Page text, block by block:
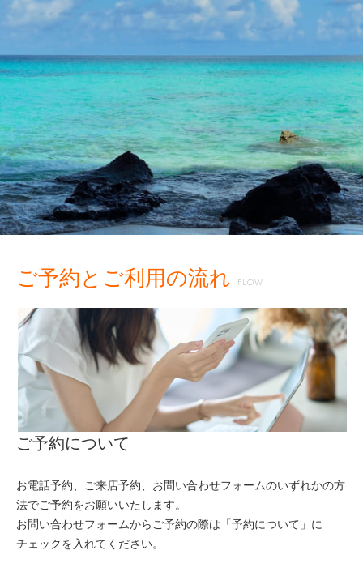
ご予約とご利用の流れ FLOW
ご予約について
お電話予約、ご来店予約、お問い合わせフォームのいずれかの方
法でご予約をお願いいたします。
お問い合わせフォームからご予約の際は「予約について」に
チェックを入れてください。